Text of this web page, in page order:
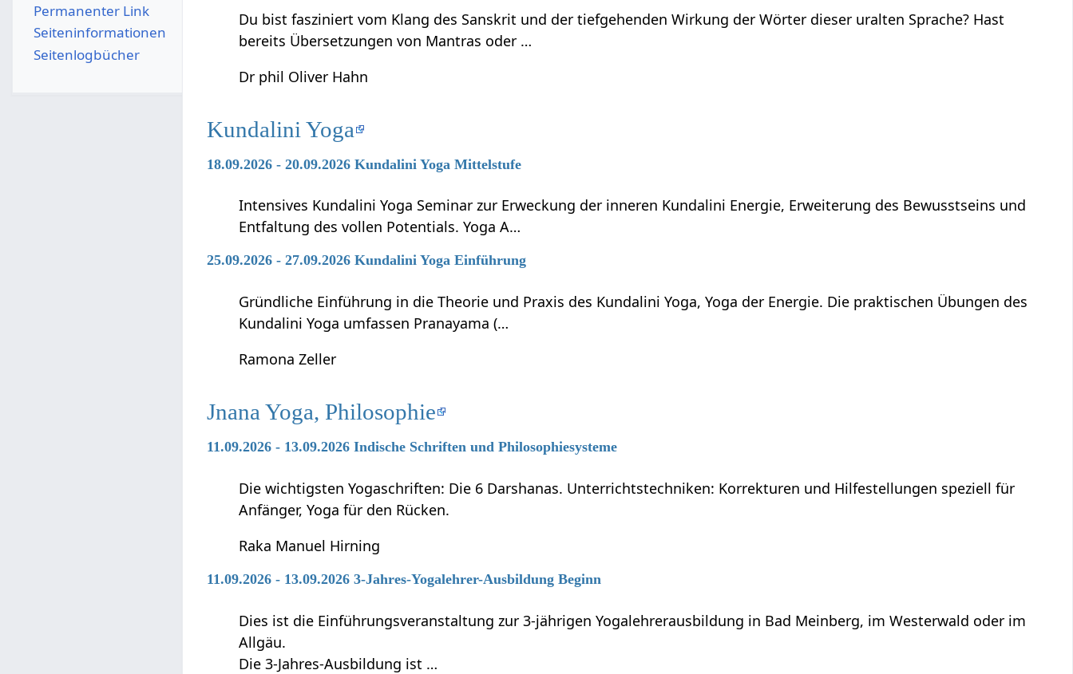
Du bist fasziniert vom Klang des Sanskrit und der tiefgehenden Wirkung der Wörter dieser uralten Sprache? Hast
bereits Übersetzungen von Mantras oder …
Dr phil Oliver Hahn
Kundalini Yoga
18.09.2026 - 20.09.2026 Kundalini Yoga Mittelstufe
Intensives Kundalini Yoga Seminar zur Erweckung der inneren Kundalini Energie, Erweiterung des Bewusstseins und
Entfaltung des vollen Potentials. Yoga A…
25.09.2026 - 27.09.2026 Kundalini Yoga Einführung
Gründliche Einführung in die Theorie und Praxis des Kundalini Yoga, Yoga der Energie. Die praktischen Übungen des
Kundalini Yoga umfassen Pranayama (…
Ramona Zeller
Jnana Yoga, Philosophie
11.09.2026 - 13.09.2026 Indische Schriften und Philosophiesysteme
Die wichtigsten Yogaschriften: Die 6 Darshanas. Unterrichtstechniken: Korrekturen und Hilfestellungen speziell für
Anfänger, Yoga für den Rücken.
Raka Manuel Hirning
11.09.2026 - 13.09.2026 3-Jahres-Yogalehrer-Ausbildung Beginn
Dies ist die Einführungsveranstaltung zur 3-jährigen Yogalehrerausbildung in Bad Meinberg, im Westerwald oder im
Allgäu.
Die 3-Jahres-Ausbildung ist …
Permanenter Link
Seiten­­informationen
Seitenlogbücher